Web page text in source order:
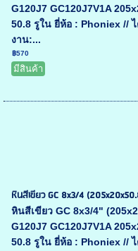
G120J7 GC120J7V1A
50.8 รูใน ยี่ห้อ : Phoniex //
งาน:...
฿570
มีสินค้า
หินสีเขียว GC 8x3/4
หินสีเขียว GC 8x3/4"
G120J7 GC120J7V1A
50.8 รูใน ยี่ห้อ : Phoniex //